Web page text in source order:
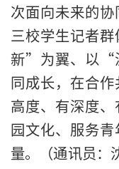
次面向未来的协
三校学生记者
新”为翼、以“
同成长，在合
高度、有深度
园文化、服务
量。（通讯员：